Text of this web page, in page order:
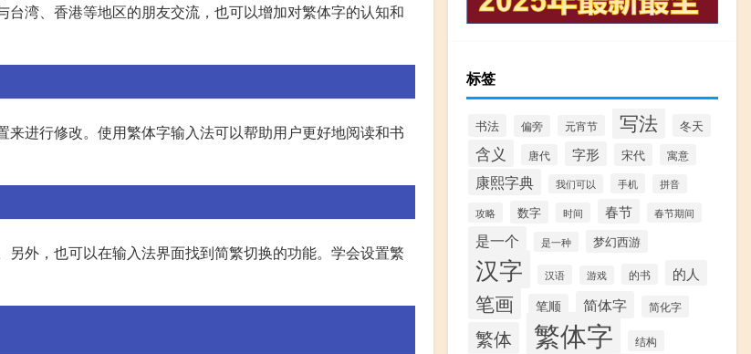
湾、香港等地区的朋友交流，也可以增加对繁体字的认知和
进行修改。使用繁体字输入法可以帮助用户更好地阅读和书
外，也可以在输入法界面找到简繁切换的功能。学会设置繁
标签
书法 偏旁 元宵节 写法 冬天
含义 唐代 字形 宋代 寓意
康熙字典 我们可以 手机 拼音
攻略 数字 时间 春节 春节期间
是一个 是一种 梦幻西游
汉字 汉语 游戏 的书 的人
笔画 笔顺 简体字 简化字
繁体 繁体字 结构